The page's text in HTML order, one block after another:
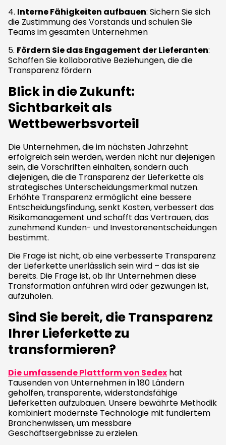
4. Interne Fähigkeiten aufbauen: Sichern Sie sich
die Zustimmung des Vorstands und schulen Sie
Teams im gesamten Unternehmen
5. Fördern Sie das Engagement der Lieferanten:
Schaffen Sie kollaborative Beziehungen, die die
Transparenz fördern
Blick in die Zukunft:
Sichtbarkeit als
Wettbewerbsvorteil
Die Unternehmen, die im nächsten Jahrzehnt
erfolgreich sein werden, werden nicht nur diejenigen
sein, die Vorschriften einhalten, sondern auch
diejenigen, die die Transparenz der Lieferkette als
strategisches Unterscheidungsmerkmal nutzen.
Erhöhte Transparenz ermöglicht eine bessere
Entscheidungsfindung, senkt Kosten, verbessert das
Risikomanagement und schafft das Vertrauen, das
zunehmend Kunden- und Investorenentscheidungen
bestimmt.
Die Frage ist nicht, ob eine verbesserte Transparenz
der Lieferkette unerlässlich sein wird – das ist sie
bereits. Die Frage ist, ob Ihr Unternehmen diese
Transformation anführen wird oder gezwungen ist,
aufzuholen.
Sind Sie bereit, die Transparenz
Ihrer Lieferkette zu
transformieren?
Die umfassende Plattform von Sedex hat
Tausenden von Unternehmen in 180 Ländern
geholfen, transparente, widerstandsfähige
Lieferketten aufzubauen. Unsere bewährte Methodik
kombiniert modernste Technologie mit fundiertem
Branchenwissen, um messbare
Geschäftsergebnisse zu erzielen.